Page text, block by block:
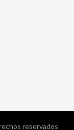
reservados